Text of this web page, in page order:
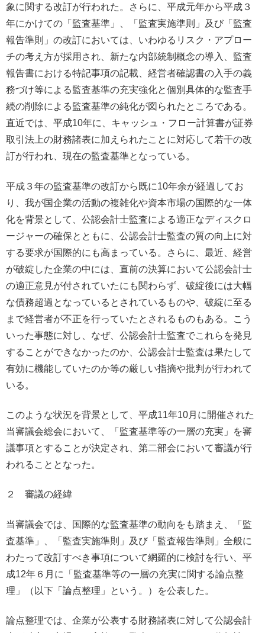
象に関する改訂が行われた。さらに、平成元年から平成３
年にかけての「監査基準」、「監査実施準則」及び「監査
報告準則」の改訂においては、いわゆるリスク・アプロー
チの考え方が採用され、新たな内部統制概念の導入、監査
報告書における特記事項の記載、経営者確認書の入手の義
務づけ等による監査基準の充実強化と個別具体的な監査手
続の削除による監査基準の純化が図られたところである。
直近では、平成10年に、キャッシュ・フロー計算書が証券
取引法上の財務諸表に加えられたことに対応して若干の改
訂が行われ、現在の監査基準となっている。
平成３年の監査基準の改訂から既に10年余が経過してお
り、我が国企業の活動の複雑化や資本市場の国際的な一体
化を背景として、公認会計士監査による適正なディスクロ
ージャーの確保とともに、公認会計士監査の質の向上に対
する要求が国際的にも高まっている。さらに、最近、経営
が破綻した企業の中には、直前の決算において公認会計士
の適正意見が付されていたにも関わらず、破綻後には大幅
な債務超過となっているとされているものや、破綻に至る
まで経営者が不正を行っていたとされるものもある。こう
いった事態に対し、なぜ、公認会計士監査でこれらを発見
することができなかったのか、公認会計士監査は果たして
有効に機能していたのか等の厳しい指摘や批判が行われて
いる。
このような状況を背景として、平成11年10月に開催された
当審議会総会において、「監査基準等の一層の充実」を審
議事項とすることが決定され、第二部会において審議が行
われることとなった。
２ 審議の経緯
当審議会では、国際的な監査基準の動向をも踏まえ、「監
査基準」、「監査実施準則」及び「監査報告準則」全般に
わたって改訂すべき事項について網羅的に検討を行い、平
成12年６月に「監査基準等の一層の充実に関する論点整
理」（以下「論点整理」という。）を公表した。
論点整理では、企業が公表する財務諸表に対して公認会計